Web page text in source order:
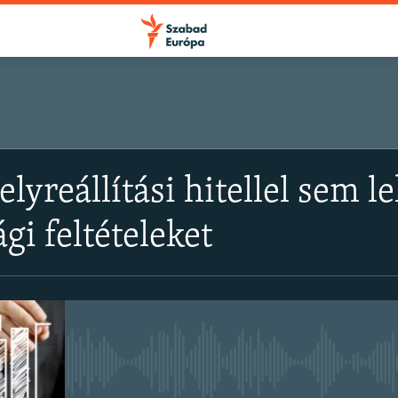
Apple Podcasts
hitellel sem
feltételeket